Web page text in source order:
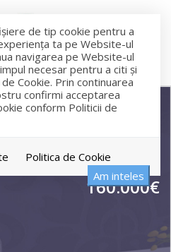
de tip cookie pentru a
ta pe Website-ul
navigarea pe Website-ul
necesar pentru a citi și
Cookie. Prin continuarea
confirmi acceptarea
conform Politicii de
Politica de Cookie
Am inteles
160.000€